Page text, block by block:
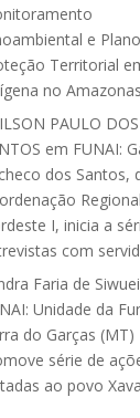
e
Territorial
no Amazonas
PAULO DOS
em FUNAI:
dos Santos,
Regional
I, inicia a
com
Faria de
Unidade da
do Garças (MT)
série de
ao povo